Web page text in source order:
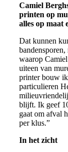
Camiel
printen op
alles op maat
Dat kunnen
waarop
uiteen van
printer bouw
particulieren
blijft. Ik geef
gaat om afval
per klus.”
In het zicht